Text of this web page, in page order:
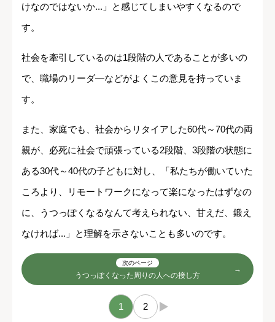
けなのではないか...」と感じてしまいやすくなるので
す。
社会を牽引しているのは1段階の人であることが多いの
で、職場のリーダ―などがよくこの意見を持っていま
す。
また、家庭でも、社会からリタイアした60代～70代の両
親が、必死に社会で頑張っている2段階、3段階の状態に
ある30代～40代の子どもに対し、「私たちが働いていた
ころより、リモートワークになって楽になったはずなの
に、うつっぽくなるなんて考えられない、甘えだ、鍛え
なければ...」と理解を示さないことも多いのです。
次のページ
うつっぽくなった周りの人への接し方
1 2 →